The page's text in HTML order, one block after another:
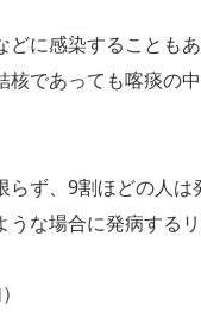
に感染することも
であっても喀痰の
ず、9割ほどの人
な場合に発病する